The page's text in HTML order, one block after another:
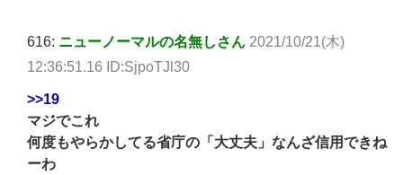
616: ニューノーマルの名無しさん 2021/10/21(木)
12:36:51.16 ID:SjpoTJl30
>>19
マジでこれ
何度もやらかしてる省庁の「大丈夫」なんざ信用できね
ーわ